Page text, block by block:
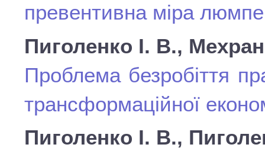
превентивна міра
Пиголенко І. В.,
Проблема безробіття
трансформаційної
Пиголенко І. В.,